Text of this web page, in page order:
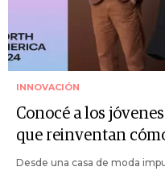
INNOVACIÓN
Conocé a los
que reinventan
Desde una casa de moda